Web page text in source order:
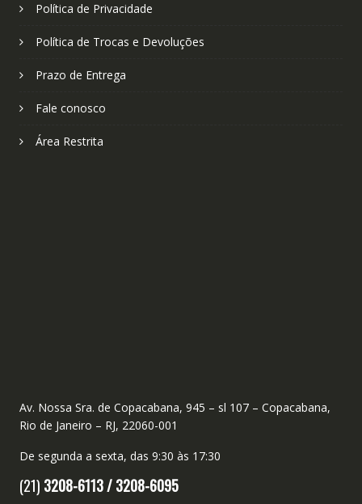
Política de Privacidade
Política de Trocas e Devoluções
Prazo de Entrega
Fale conosco
Área Restrita
Av. Nossa Sra. de Copacabana, 945 – sl 107 – Copacabana,
Rio de Janeiro – RJ, 22060-001
De segunda a sexta, das 9:30 às 17:30
(21) 3208-6113 /3208-6095